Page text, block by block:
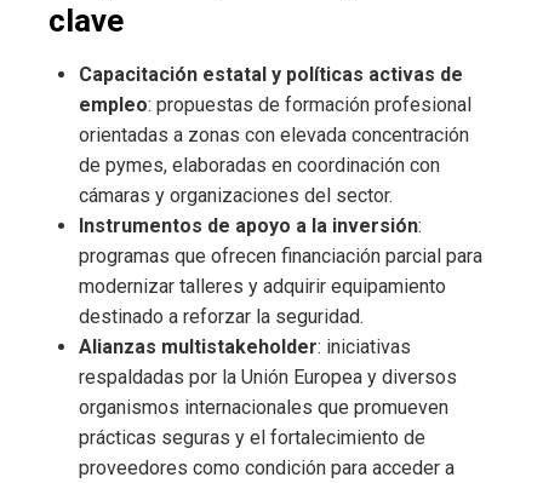
clave
Capacitación estatal y políticas activas de
empleo: propuestas de formación profesional
orientadas a zonas con elevada concentración
de pymes, elaboradas en coordinación con
cámaras y organizaciones del sector.
Instrumentos de apoyo a la inversión:
programas que ofrecen financiación parcial para
modernizar talleres y adquirir equipamiento
destinado a reforzar la seguridad.
Alianzas multistakeholder: iniciativas
respaldadas por la Unión Europea y diversos
organismos internacionales que promueven
prácticas seguras y el fortalecimiento de
proveedores como condición para acceder a